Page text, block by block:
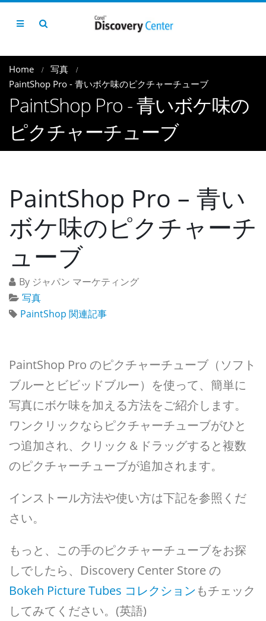
Home
写真
PaintShop Pro - 青いボケ味のピクチャーチューブ
PaintShop Pro - 青いボケ味の
ピクチャーチューブ
PaintShop Pro – 青い
ボケ味のピクチャーチ
ューブ
By ジャパン マーケティング
写真
PaintShop 関連記事
PaintShop Pro のピクチャーチューブ（ソフト
ブルーとビビッドブルー）を使って、簡単に
写真にボケ味を加える方法をご紹介します。
ワンクリックならピクチャーチューブがひと
つ追加され、クリック＆ドラッグすると複数
のピクチャーチューブが追加されます。
インストール方法や使い方は下記を参照くだ
さい。
もっと、この手のピクチャーチューブをお探
しでしたら、Discovery Center Store の
Bokeh Picture Tubes コレクションもチェック
してみてください。(英語)